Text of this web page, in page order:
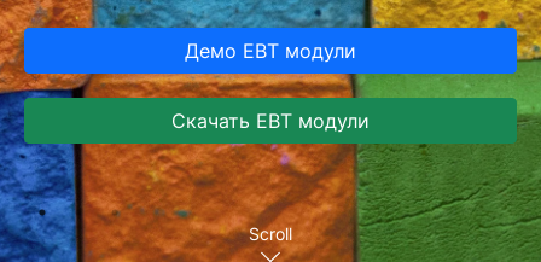
Демо EBT модули
Скачать EBT модули
Scroll